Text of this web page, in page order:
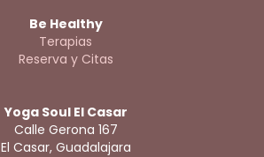
Be Healthy
Terapias
Reserva y Citas
Yoga Soul El Casar
Calle Gerona 167
El Casar, Guadalajara